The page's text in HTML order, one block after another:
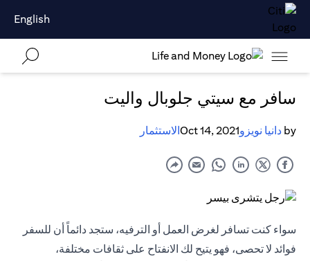
English
سافر مع سيتي جلوبال واليت
by دانيا نويزوOct 14, 2021الاستثمار
سواء كنت تسافر لغرض العمل أو الترفيه، ستجد دائماً أن للسفر
فوائد لا تحصى، فهو يتيح لك الانفتاح على ثقافات مختلفة،